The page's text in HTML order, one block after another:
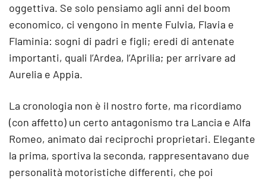
oggettiva. Se solo pensiamo agli anni del boom
economico, ci vengono in mente Fulvia, Flavia e
Flaminia: sogni di padri e figli; eredi di antenate
importanti, quali l’Ardea, l’Aprilia; per arrivare ad
Aurelia e Appia.
La cronologia non è il nostro forte, ma ricordiamo
(con affetto) un certo antagonismo tra Lancia e Alfa
Romeo, animato dai reciprochi proprietari. Elegante
la prima, sportiva la seconda, rappresentavano due
personalità motoristiche differenti, che poi